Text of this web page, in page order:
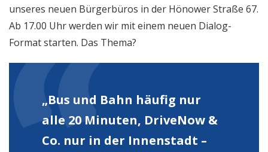
unseres neuen Bürgerbüros in der Hönower Straße 67.
Ab 17.00 Uhr werden wir mit einem neuen Dialog-
Format starten. Das Thema?
„Bus und Bahn häufig nur
alle 20 Minuten, DriveNow &
Co. nur in der Innenstadt –